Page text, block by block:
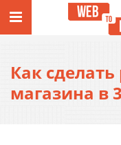
Как
магазина в